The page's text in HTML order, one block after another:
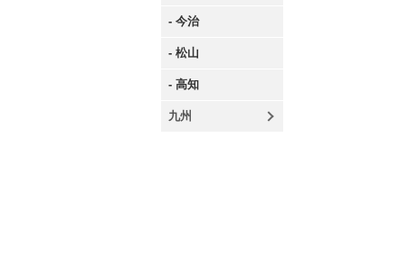
- 今治
- 松山
- 高知
九州